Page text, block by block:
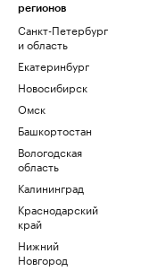
регионов
Санкт-Петербург
и область
Екатеринбург
Новосибирск
Омск
Башкортостан
Вологодская
область
Калининград
Краснодарский
край
Нижний
Новгород